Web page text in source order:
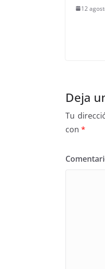
12
Deja
Tu
con*